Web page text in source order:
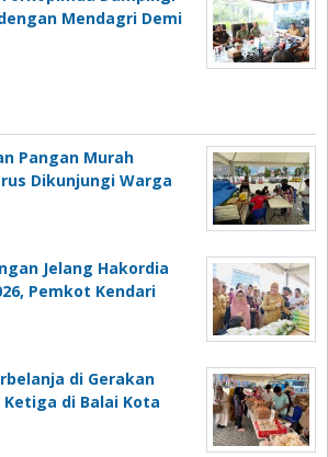
Mendagri Demi
Pangan Murah
Dikunjungi Warga
Jelang Hakordia
Pemkot Kendari
di Gerakan
di Balai Kota